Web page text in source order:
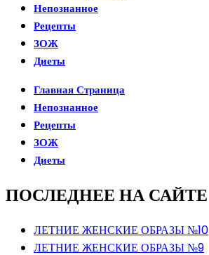
Непознанное
Рецепты
ЗОЖ
Диеты
Главная Страница
Непознанное
Рецепты
ЗОЖ
Диеты
ПОСЛЕДНЕЕ НА САЙТЕ
ЛЕТНИЕ ЖЕНСКИЕ ОБРАЗЫ №10
ЛЕТНИЕ ЖЕНСКИЕ ОБРАЗЫ №9